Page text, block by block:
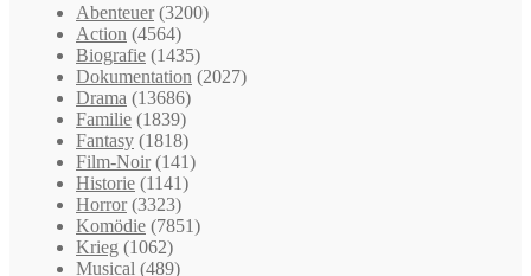
Abenteuer (3200)
Action (4564)
Biografie (1435)
Dokumentation (2027)
Drama (13686)
Familie (1839)
Fantasy (1818)
Film-Noir (141)
Historie (1141)
Horror (3323)
Komödie (7851)
Krieg (1062)
Musical (489)